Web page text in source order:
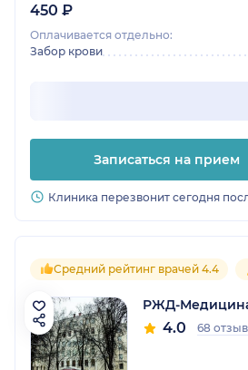
450 ₽
Оплачивается отдельно:
Забор крови
Записаться на прием
Клиника перезвонит сегодня
Средний рейтинг врачей 4.4
РЖД-
4.0 68